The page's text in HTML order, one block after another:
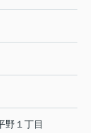
野 １丁目